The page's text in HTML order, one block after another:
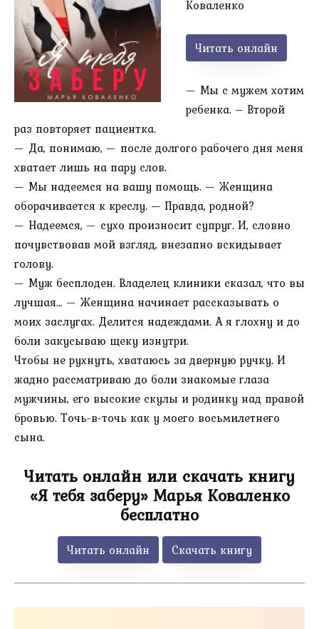
Коваленко
Читать онлайн
— Мы с мужем хотим
ребенка. – Второй
раз повторяет пациентка.
— Да, понимаю, — после долгого рабочего дня меня
хватает лишь на пару слов.
— Мы надеемся на вашу помощь. — Женщина
оборачивается к креслу. — Правда, родной?
— Надеемся, — сухо произносит супруг. И, словно
почувствовав мой взгляд, внезапно вскидывает
голову.
— Муж бесплоден. Владелец клиники сказал, что вы
лучшая… — Женщина начинает рассказывать о
моих заслугах. Делится надеждами. А я глохну и до
боли закусываю щеку изнутри.
Чтобы не рухнуть, хватаюсь за дверную ручку. И
жадно рассматриваю до боли знакомые глаза
мужчины, его высокие скулы и родинку над правой
бровью. Точь-в-точь как у моего восьмилетнего
сына.
Читать онлайн или скачать книгу
«Я тебя заберу» Марья Коваленко
бесплатно
Читать онлайн Скачать книгу